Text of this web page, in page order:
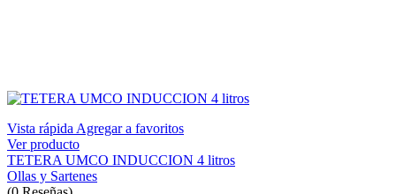
Vista rápida Agregar a favoritos
Ver producto
TETERA UMCO INDUCCION 4 litros
Ollas y Sartenes